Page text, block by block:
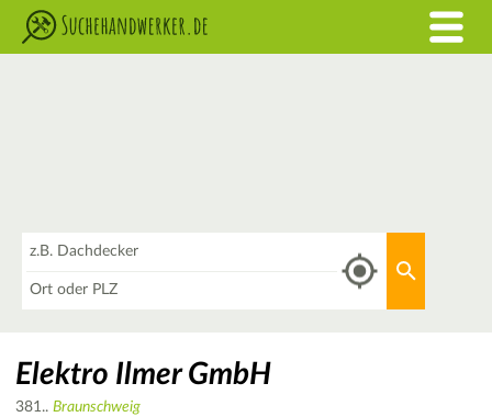
Elektro Ilmer GmbH
381.. Braunschweig